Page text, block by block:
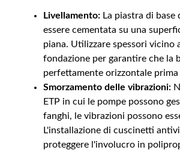
Livellamento: La piastra di base
essere cementata su una
piana. Utilizzare spessori vicino
fondazione per garantire che la
perfettamente orizzontale prima
Smorzamento delle vibrazioni:
ETP in cui le pompe possono
fanghi, le vibrazioni possono
L'installazione di cuscinetti
proteggere l'involucro in